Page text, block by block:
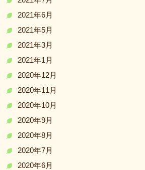
2021年6月
2021年5月
2021年3月
2021年1月
2020年12月
2020年11月
2020年10月
2020年9月
2020年8月
2020年7月
2020年6月